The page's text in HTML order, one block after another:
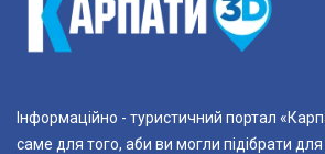
Інформаційно - туристичний портал
саме для того, аби ви могли підібрати